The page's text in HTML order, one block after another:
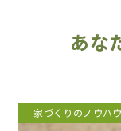
あな
家づくりのノウハウ